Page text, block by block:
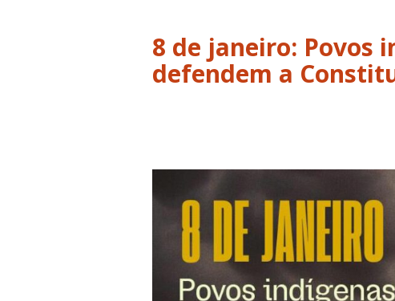
8 de janeiro: Povos
defendem a